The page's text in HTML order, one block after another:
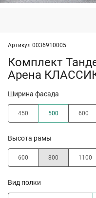
Артикул 0036910005
Комплект
Арена
Ширина фасада
450 500 600
Высота рамы
600 800 1100
Вид полки